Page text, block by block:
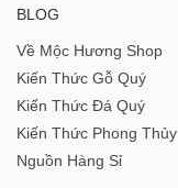
BLOG
Về Mộc Hương Shop
Kiến Thức Gỗ Quý
Kiến Thức Đá Quý
Kiến Thức Phong Thủy
Nguồn Hàng Sỉ